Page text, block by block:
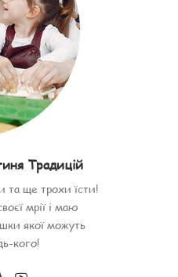
Традицій
ще трохи їсти!
мрії і маю
якої можуть
кого!